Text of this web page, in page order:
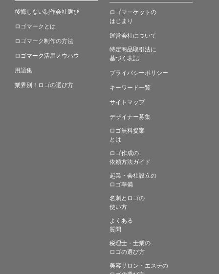
後悔しない制作会社選び
ロゴマークとは
ロゴマーク制作の方法
ロゴマーク活用ノウハウ
用語集
業界別！ロゴの選び方
ロゴマーケットの
はじまり
運営会社について
特定商品取引法に
基づく表記
プライバシーポリシー
キーワード一覧
サイトマップ
デザイナー募集
ロゴ無料提案
とは
ロゴ作成の
依頼方法ガイド
起業・会社設立の
ロゴ準備
名刺とロゴの
使い方
よくある
質問
税理士・士業の
ロゴの選び方
美容サロン・エステの